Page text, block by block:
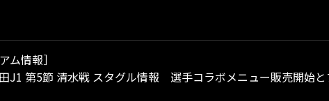
ム情報］
J1 第5節 清水戦 スタグル情報 選手コラボメニュー販売開始